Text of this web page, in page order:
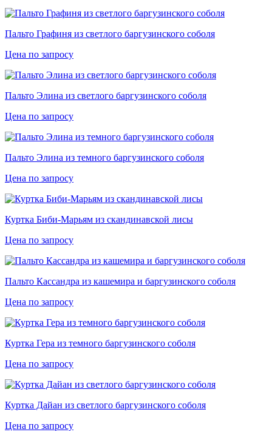
Пальто Графиня из светлого баргузинского соболя
Цена по запросу
Пальто Элина из светлого баргузинского соболя
Цена по запросу
Пальто Элина из темного баргузинского соболя
Цена по запросу
Куртка Биби-Марьям из скандинавской лисы
Цена по запросу
Пальто Кассандра из кашемира и баргузинского соболя
Цена по запросу
Куртка Гера из темного баргузинского соболя
Цена по запросу
Куртка Дайан из светлого баргузинского соболя
Цена по запросу